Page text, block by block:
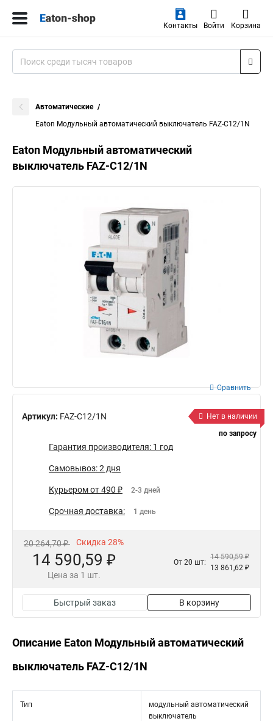
Контакты Войти Корзина
Автоматические
Eaton Модульный автоматический выключатель FAZ-C12/1N
Eaton Модульный автоматический
выключатель FAZ-C12/1N
Артикул: FAZ-C12/1N
Сравнить
Нет в наличии
по запросу
Гарантия производителя: 1 год
Самовывоз: 2 дня
Курьером от 490 ₽ 2-3 дней
Срочная доставка: 1 день
20 264,70 ₽ Скидка 28%
14 590,59 ₽
Цена за 1 шт.
От 20 шт:
14 590,59 ₽
13 861,62 ₽
Быстрый заказ В корзину
Описание Eaton Модульный автоматический
выключатель FAZ-C12/1N
Тип
модульный автоматический
выключатель